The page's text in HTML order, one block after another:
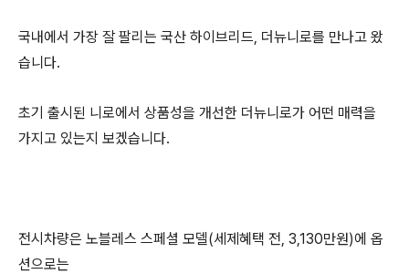
국내에서 가장 잘 팔리는 국산 하이브리드, 더뉴니로를 만나고 왔
습니다.
초기 출시된 니로에서 상품성을 개선한 더뉴니로가 어떤 매력을
가지고 있는지 보겠습니다.
전시차량은 노블레스 스페셜 모델(세제혜택 전, 3,130만원)에 옵
션으로는